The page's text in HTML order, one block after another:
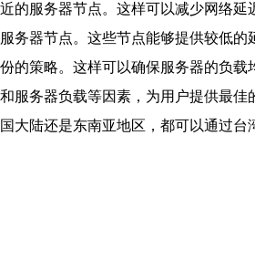
服务器节点。这样可以减少网络延
器节点。这些节点能够提供较低的
策略。这样可以确保服务器的负载
服务器负载等因素，为用户提供最
陆还是东南亚地区，都可以通过台